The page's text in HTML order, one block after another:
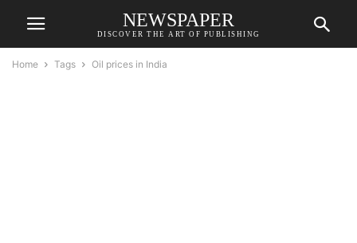
NEWSPAPER
DISCOVER THE ART OF PUBLISHING
Home Tags Oil prices in India